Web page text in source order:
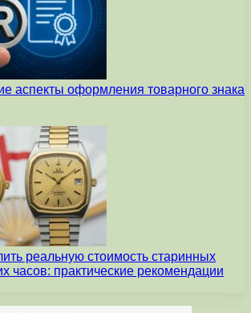
аспекты оформления товарного знака
реальную стоимость старинных
часов: практические рекомендации